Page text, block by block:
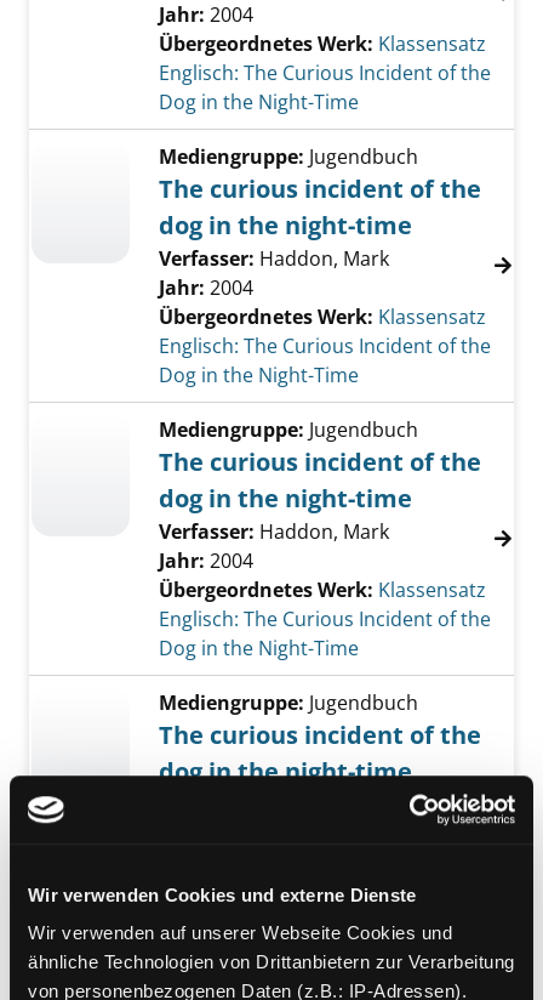
Wir verwenden Cookies und externe Dienste
Wir verwenden auf unserer Webseite Cookies und
ähnliche Technologien von Drittanbietern zur Verarbeitung
von personenbezogenen Daten (z.B.: IP-Adressen).
Jahr: 2004
Übergeordnetes Werk: Klassensatz
Englisch: The Curious Incident of the
Dog in the Night-Time
Mediengruppe: Jugendbuch
The curious incident of the
dog in the night-time
Verfasser: Haddon, Mark
Jahr: 2004
Übergeordnetes Werk: Klassensatz
Englisch: The Curious Incident of the
Dog in the Night-Time
Mediengruppe: Jugendbuch
The curious incident of the
dog in the night-time
Verfasser: Haddon, Mark
Jahr: 2004
Übergeordnetes Werk: Klassensatz
Englisch: The Curious Incident of the
Dog in the Night-Time
Mediengruppe: Jugendbuch
The curious incident of the
dog in the night-time
Englisch: The Curious Incident of the
Dog in the Night-Time
Mediengruppe:Jugendbuch